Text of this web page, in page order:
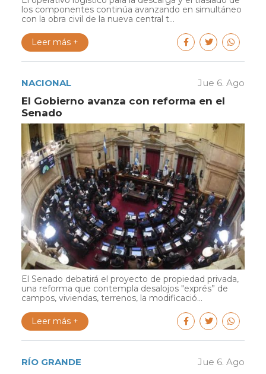
los componentes continúa avanzando en simultáneo
con la obra civil de la nueva central t...
Leer más +
NACIONAL Jue 6. Ago
El Gobierno avanza con reforma en el
Senado
El Senado debatirá el proyecto de propiedad privada,
una reforma que contempla desalojos "exprés” de
campos, viviendas, terrenos, la modificació...
Leer más +
RÍO GRANDE Jue 6. Ago